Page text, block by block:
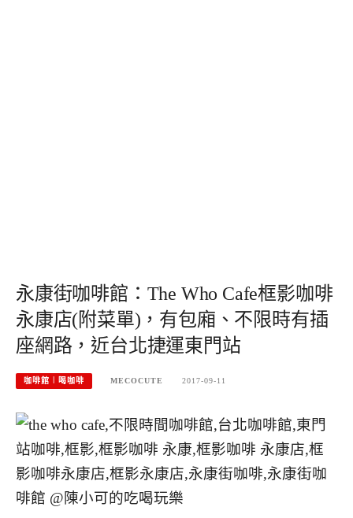
永康街咖啡館：The Who Cafe框影咖啡
永康店(附菜單)，有包廂、不限時有插
座網路，近台北捷運東門站
咖啡館︱喝咖啡 MECOCUTE 2017-09-11